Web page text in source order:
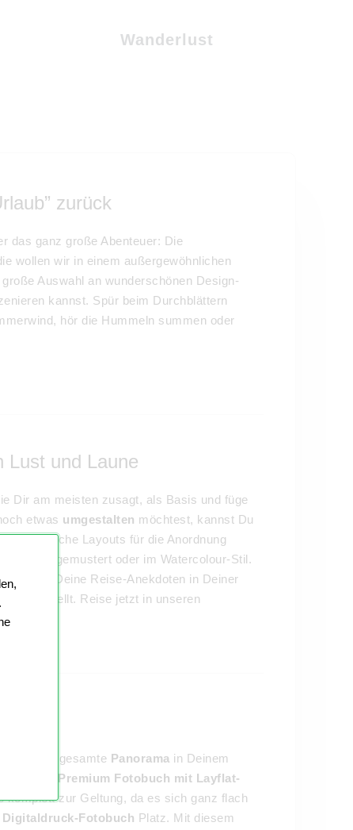
Wanderlust
zurück
das ganz große Abenteuer: Die
wollen wir in einem außergewöhnlichen
Auswahl an wunderschönen Design-
kannst. Spür beim Durchblättern
hör die Hummeln summen oder
Lust und Laune
Dir am meisten zusagt, als Basis und füge
etwas umgestalten möchtest, kannst Du
Layouts für die Anordnung
gemustert oder im Watercolour-Stil.
ergänze Deine Reise-Anekdoten in Deiner
erstellt. Reise jetzt in unseren
das gesamte Panorama in Deinem
Premium Fotobuch mit Layflat-
komplett zur Geltung, da es sich ganz flach
Digitaldruck-Fotobuch Platz. Mit diesem